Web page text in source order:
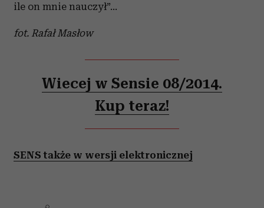
ile on mnie nauczył”…
fot. Rafał Masłow
Wiecej w Sensie 08/2014.
Kup teraz!
SENS także w wersji elektronicznej